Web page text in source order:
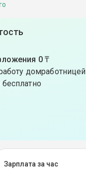
0 ₸
домработницей
Зарплата за час